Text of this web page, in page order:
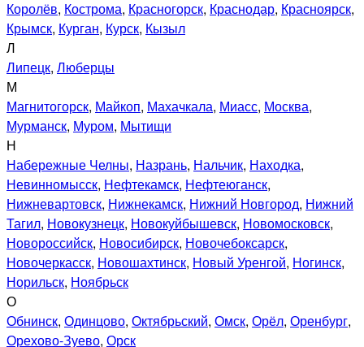
Королёв, Кострома, Красногорск, Краснодар, Красноярск,
Крымск, Курган, Курск, Кызыл
Л
Липецк, Люберцы
М
Магнитогорск, Майкоп, Махачкала, Миасс, Москва,
Мурманск, Муром, Мытищи
Н
Набережные Челны, Назрань, Нальчик, Находка,
Невинномысск, Нефтекамск, Нефтеюганск,
Нижневартовск, Нижнекамск, Нижний Новгород, Нижний
Тагил, Новокузнецк, Новокуйбышевск, Новомосковск,
Новороссийск, Новосибирск, Новочебоксарск,
Новочеркасск, Новошахтинск, Новый Уренгой, Ногинск,
Норильск, Ноябрьск
О
Обнинск, Одинцово, Октябрьский, Омск, Орёл, Оренбург,
Орехово-Зуево, Орск